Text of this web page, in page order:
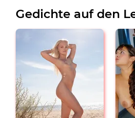
Gedichte auf den